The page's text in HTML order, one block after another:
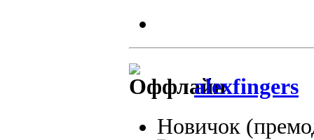
alexfingers
Новичок